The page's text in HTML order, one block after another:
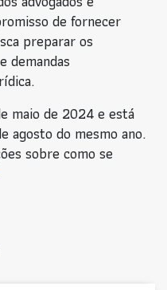
de fornecer
preparar os
demandas
maio de 2024 e está
agosto do mesmo ano.
sobre como se